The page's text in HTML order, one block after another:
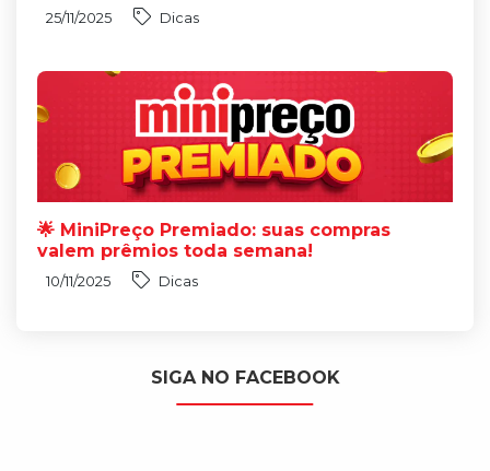
25/11/2025 Dicas
🌟 MiniPreço Premiado: suas compras
valem prêmios toda semana!
10/11/2025 Dicas
SIGA NO FACEBOOK